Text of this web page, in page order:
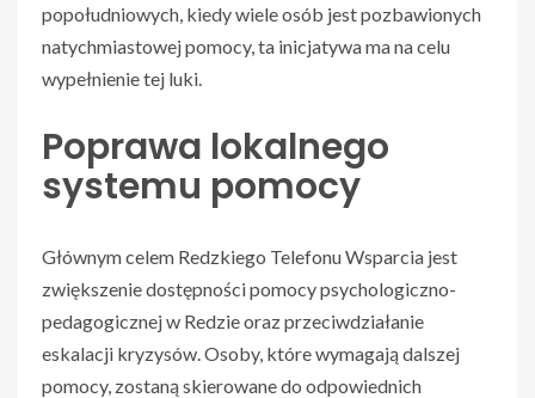
popołudniowych, kiedy wiele osób jest pozbawionych
natychmiastowej pomocy, ta inicjatywa ma na celu
wypełnienie tej luki.
Poprawa lokalnego
systemu pomocy
Głównym celem Redzkiego Telefonu Wsparcia jest
zwiększenie dostępności pomocy psychologiczno-
pedagogicznej w Redzie oraz przeciwdziałanie
eskalacji kryzysów. Osoby, które wymagają dalszej
pomocy, zostaną skierowane do odpowiednich